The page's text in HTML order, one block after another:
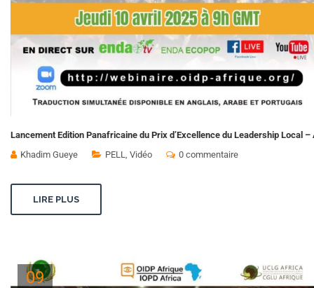
Lancement Edition Panafricaine du Prix d’Excellence du Leadership Local –
Khadim Gueye
PELL Vidéo 0 commentaire
LIRE PLUS
09